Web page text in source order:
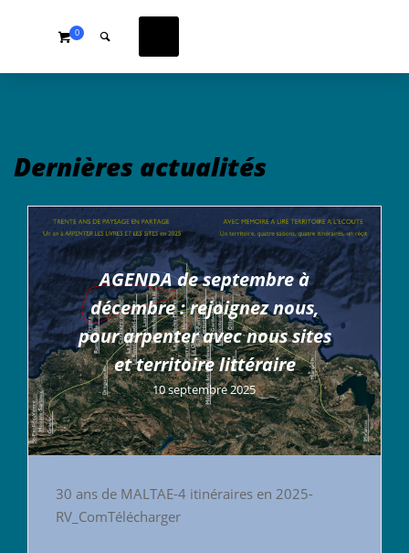
0
Dernières actualités
AGENDA de septembre à
décembre : rejoignez nous,
pour arpenter avec nous sites
et territoire littéraire
10 septembre 2025
30 ans de MALTAE-4 itinéraires en 2025-
RV_ComTélécharger